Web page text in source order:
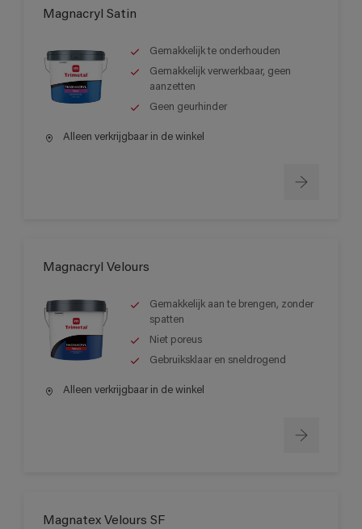
Magnacryl Satin
Gemakkelijk te onderhouden
Gemakkelijk verwerkbaar, geen
aanzetten
Geen geurhinder
Alleen verkrijgbaar in de winkel
Magnacryl Velours
Gemakkelijk aan te brengen, zonder
spatten
Niet poreus
Gebruiksklaar en sneldrogend
Alleen verkrijgbaar in de winkel
Magnatex Velours SF